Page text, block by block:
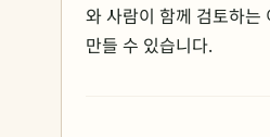
와 사람이 함께 검토하는
만들 수 있습니다.